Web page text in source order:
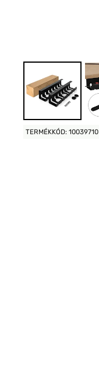
TERMÉKKÓD: 10039710